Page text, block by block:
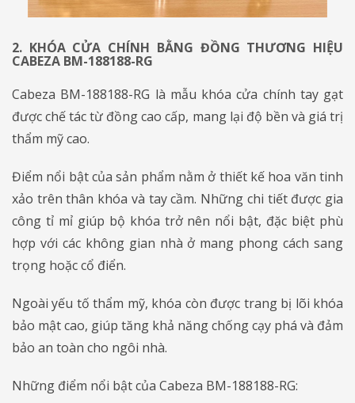
2. KHÓA CỬA CHÍNH BẰNG ĐỒNG THƯƠNG HIỆU
CABEZA BM-188188-RG
Cabeza BM-188188-RG là mẫu khóa cửa chính tay gạt
được chế tác từ đồng cao cấp, mang lại độ bền và giá trị
thẩm mỹ cao.
Điểm nổi bật của sản phẩm nằm ở thiết kế hoa văn tinh
xảo trên thân khóa và tay cầm. Những chi tiết được gia
công tỉ mỉ giúp bộ khóa trở nên nổi bật, đặc biệt phù
hợp với các không gian nhà ở mang phong cách sang
trọng hoặc cổ điển.
Ngoài yếu tố thẩm mỹ, khóa còn được trang bị lõi khóa
bảo mật cao, giúp tăng khả năng chống cạy phá và đảm
bảo an toàn cho ngôi nhà.
Những điểm nổi bật của Cabeza BM-188188-RG: